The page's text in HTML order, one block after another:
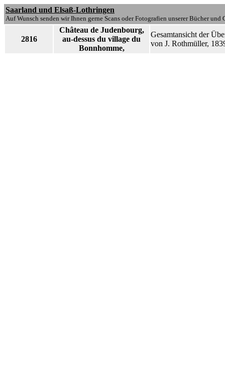
Saarland und Elsaß-Lothringen
Auf Wunsch senden wir Ihnen gerne Scans oder Fotografien unserer Bücher und
2816
Château de Judenbourg,
au-dessus du village du
Bonnhomme,
Gesamtansicht der
von J. Rothmüller,